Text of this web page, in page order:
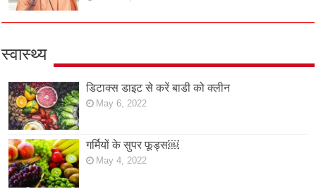
स्वास्थ्य
डिटाक्स डाइट से करें बाडी को क्लीन
May 6, 2022
गर्मियों के सुपर फूड्स￼
May 4, 2022